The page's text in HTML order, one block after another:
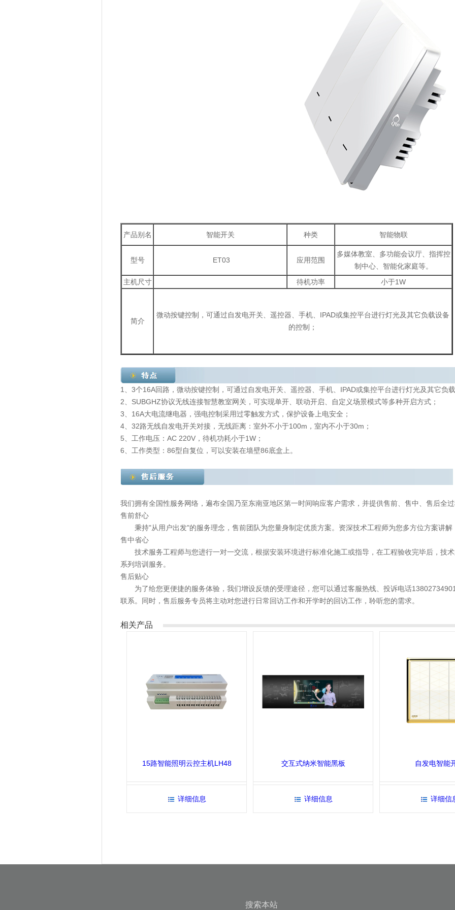
产品别名 智能开关 种类 智能物联
型号 ET03 应用范围
多媒体教室、多功能会议厅、指挥控
制中心、智能化家庭等。
主机尺寸
待机功率 小于1W
简介
微动按键控制，可通过自发电开关、遥控器、手机、IPAD或集控平台进行灯光及其它负载设备
的控制；
1、3个16A回路，微动按键控制，可通过自发电开关、遥控器、手机、IPAD或集控平台进行灯光及其它负
2、SUBGHZ协议无线连接智慧教室网关，可实现单开、联动开启、自定义场景模式等多种开启方式；
3、16A大电流继电器，强电控制采用过零触发方式，保护设备上电安全；
4、32路无线自发电开关对接，无线距离：室外不小于100m，室内不小于30m；
5、工作电压：AC 220V，待机功耗小于1W；
6、工作类型：86型自复位，可以安装在墙壁86底盒上。
我们拥有全国性服务网络，遍布全国乃至东南亚地区第一时间响应客户需求，并提供售前、售中、售后全过
售前舒心
秉持"从用户出发"的服务理念，售前团队为您量身制定优质方案。资深技术工程师为您多方位方案讲解
售中省心
技术服务工程师与您进行一对一交流，根据安装环境进行标准化施工或指导，在工程验收完毕后，技
系列培训服务。
售后贴心
为了给您更便捷的服务体验，我们增设反馈的受理途径，您可以通过客服热线、投诉电话
联系。同时，售后服务专员将主动对您进行日常回访工作和开学时的回访工作，聆听您的需求。
相关产品
15路智能照明云控主机LH48
详细信息
交互式纳米智能黑板
详细信息
自发电智能
详细信
搜索本站